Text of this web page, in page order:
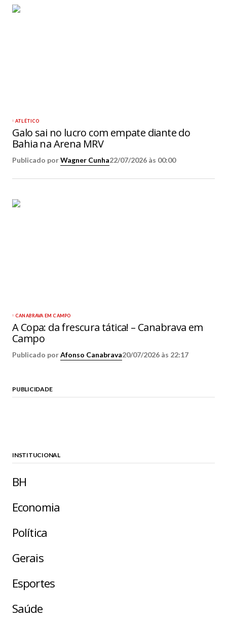
ATLÉTICO
Galo sai no lucro com empate diante do
Bahia na Arena MRV
Publicado porWagner Cunha22/07/2026 às 00:00
CANABRAVA EM CAMPO
A Copa: da frescura tática! – Canabrava em
Campo
Publicado porAfonso Canabrava20/07/2026 às 22:17
PUBLICIDADE
INSTITUCIONAL
BH
Economia
Política
Gerais
Esportes
Saúde